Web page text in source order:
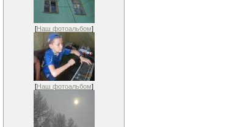
[Наш фотоальбом]
[Наш фотоальбом]